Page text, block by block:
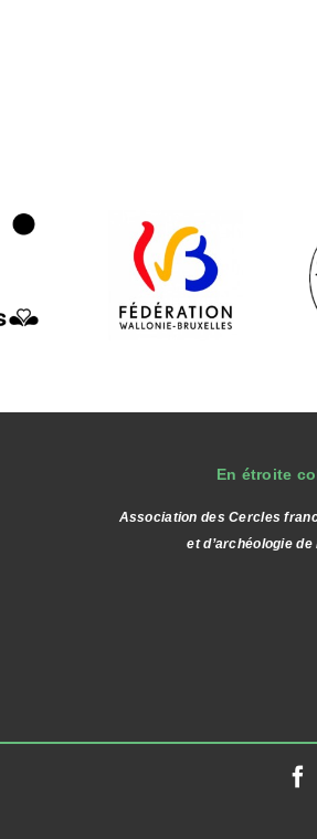
En étroite
Association des Cercles
et d’archéologie de